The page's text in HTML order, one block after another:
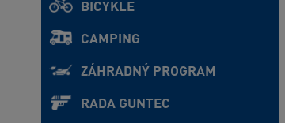
BICYKLE
CAMPING
ZÁHRADNÝ PROGRAM
RADA GUNTEC